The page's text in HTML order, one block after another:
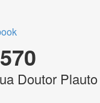
Doutor